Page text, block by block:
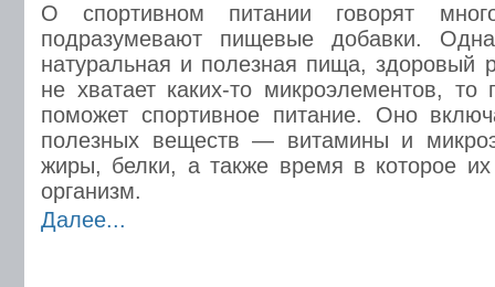
О спортивном питании говорят
подразумевают пищевые добавки.
натуральная и полезная пища, здоровый
не хватает каких-то микроэлементов, то
поможет спортивное питание. Оно
полезных веществ — витамины и
жиры, белки, а также время в которое
организм.
Далее...